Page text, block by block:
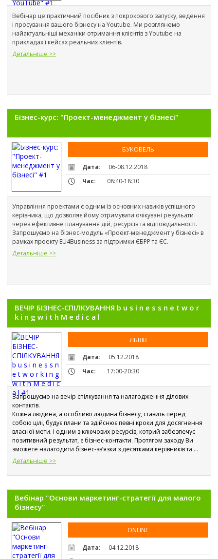
Вебінар це практичний посібник з покрокового запуску, ведення
і просування вашого бізнесу на Youtube. Ми розглянемо
найактуальніші механіки отримання клієнтів з Youtube на
прикладах і кейсах реальних клієнтів.
Детальніше >>
Бізнес-курс: "Проект-менеджмент у бізнесі"
БУКОВЕЛЬ
Дата:
06-08.12.2018
Час:
08:40-18:30
Управління проектами є одним із основних навиків успішного
керівника, що дозволяє йому отримувати очікувані резульати
через ефективне планування дій, ресурсів та відповідальності.
Запрошуємо на бізнес-модуль «Проект-менеджмент у бізнесі» в
рамках проекту EU4Business за підтримки ЄБРР та ЄС.
Детальніше >>
ВЕЧІР БІЗНЕС-СПІЛКУВАННЯ b u s i n e s s n e t w o r
k i n g w i t h М e d i c a l
ЛЬВІВ
Дата:
05.12.2018
Час:
17:00-20:30
Запрошуємо на вечір спілкування та налагодження ділових
контактів.
Кожна людина, а особливо людина бізнесу, ставить перед
собою цілі, будує плани та здійснює певні кроки для досягнення
власної мети. І одним з ключових ресурсів, котрий забезпечує
позитивний результат, є бізнес-контакти. Протягом заходу Ви
зможете налагодити бізнес-зв’язки з десятками керівників та
власників бізнесу, а насамперед в медичній сфері.
Детальніше >>
Вебінар "Основи маркетинг-стратегії для малого
бізнесу"
ONLINE
Дата:
04.12.2018